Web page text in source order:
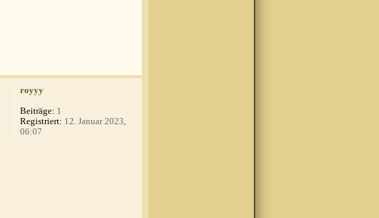
royyy
Beiträge: 1
Registriert: 12. Januar 2023,
06:07